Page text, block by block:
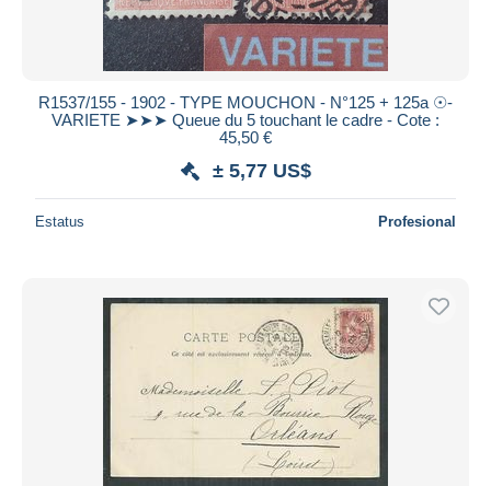
R1537/155 - 1902 - TYPE MOUCHON - N°125 + 125a ☉-
VARIETE ➤➤➤ Queue du 5 touchant le cadre - Cote :
45,50 €
± 5,77 US$
Estatus Profesional